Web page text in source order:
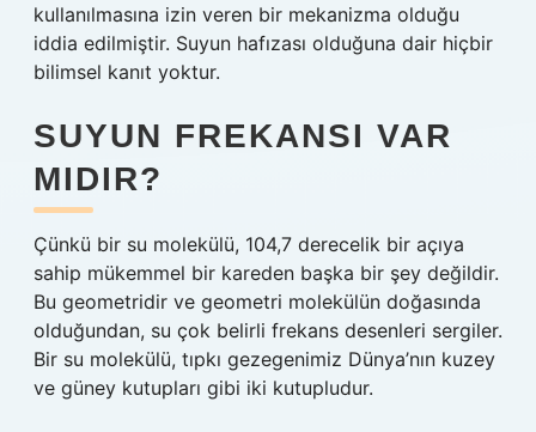
kullanılmasına izin veren bir mekanizma olduğu
iddia edilmiştir. Suyun hafızası olduğuna dair hiçbir
bilimsel kanıt yoktur.
SUYUN FREKANSI VAR
MIDIR?
Çünkü bir su molekülü, 104,7 derecelik bir açıya
sahip mükemmel bir kareden başka bir şey değildir.
Bu geometridir ve geometri molekülün doğasında
olduğundan, su çok belirli frekans desenleri sergiler.
Bir su molekülü, tıpkı gezegenimiz Dünya’nın kuzey
ve güney kutupları gibi iki kutupludur.